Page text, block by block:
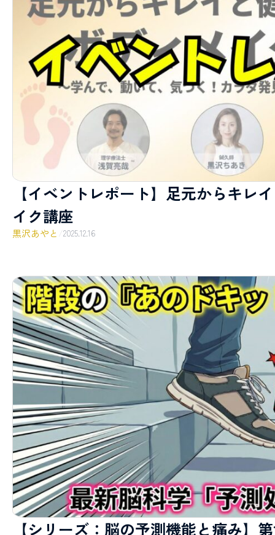
【イベントレポート】足元からキレ
イク講座
黒沢あやと 2025.12.16
【シリーズ：脳の予測機能と痛み】